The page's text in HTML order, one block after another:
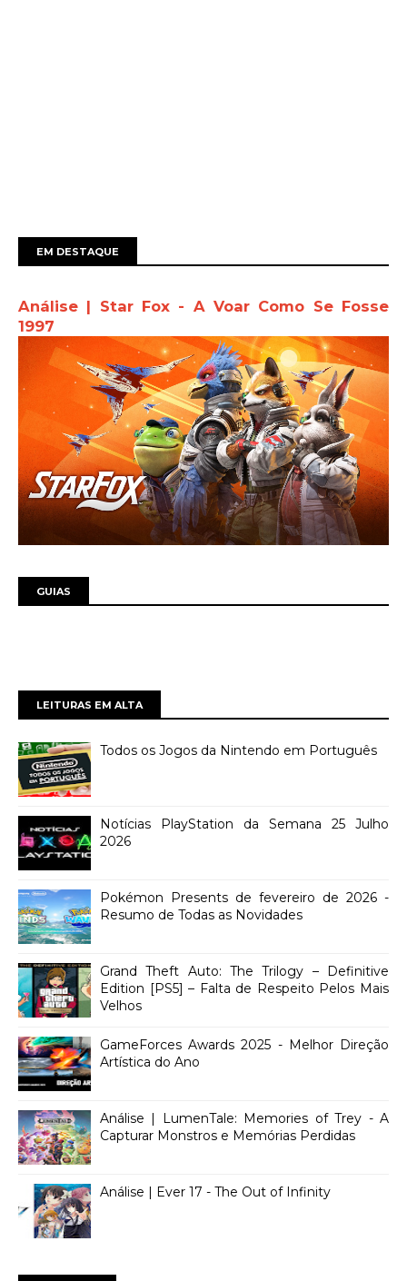
EM DESTAQUE
Análise | Star Fox - A Voar Como Se Fosse
1997
GUIAS
LEITURAS EM ALTA
Todos os Jogos da Nintendo em Português
Notícias PlayStation da Semana 25 Julho
2026
Pokémon Presents de fevereiro de 2026 -
Resumo de Todas as Novidades
Grand Theft Auto: The Trilogy – Definitive
Edition [PS5] – Falta de Respeito Pelos Mais
Velhos
GameForces Awards 2025 - Melhor Direção
Artística do Ano
Análise | LumenTale: Memories of Trey - A
Capturar Monstros e Memórias Perdidas
Análise | Ever 17 - The Out of Infinity